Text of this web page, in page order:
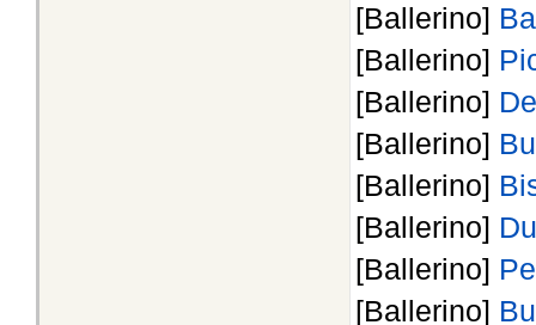
[Ballerino]
[Ballerino]
[Ballerino]
[Ballerino]
[Ballerino]
[Ballerino]
[Ballerino]
[Ballerino]